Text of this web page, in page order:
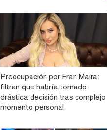
Preocupación por Fran Maira:
filtran que habría tomado
drástica decisión tras complejo
momento personal